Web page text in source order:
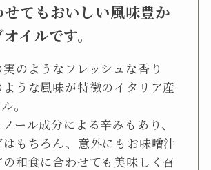
てもおいしい風味豊か
イルです。
のようなフレッシュな香り
ような風味が特徴のイタリア産
。
ール成分による辛みもあり、
もちろん、意外にもお味噌汁
和食に合わせても美味しく召